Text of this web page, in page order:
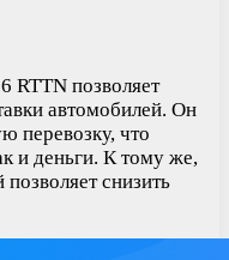
RTTN позволяет
автомобилей. Он
перевозку, что
и деньги. К тому же,
снизить